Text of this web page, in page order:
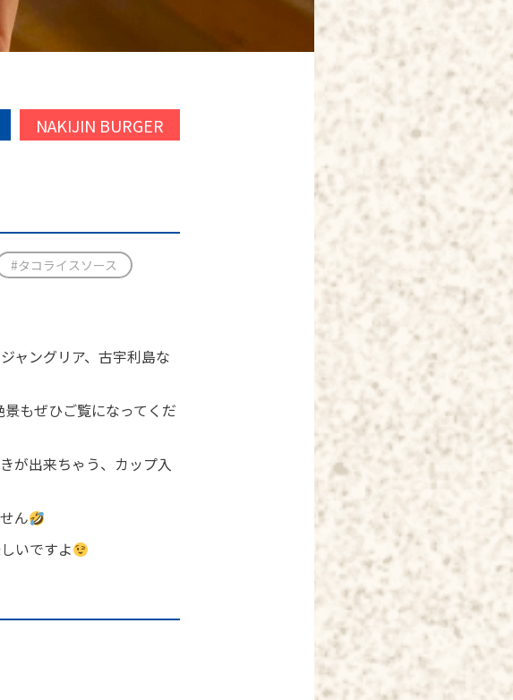
NAKIJIN BURGER
#タコライスソース
ャングリア、古宇利島な
もぜひご覧になってくだ
が出来ちゃう、カップ入
ん
いですよ